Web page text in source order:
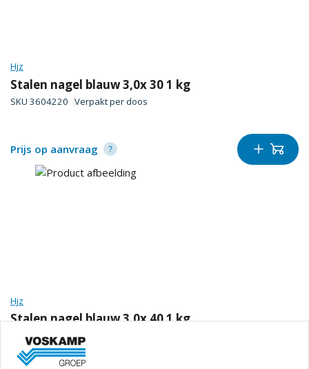
Hjz
Stalen nagel blauw 3,0x 30 1 kg
SKU 3604220 Verpakt perdoos
Prijs op aanvraag
Hjz
Stalen nagel blauw 3,0x 40 1 kg
SKU3604222 Verpakt per